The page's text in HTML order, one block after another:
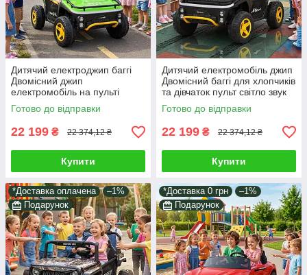
Дитячий електроджип баггі
Двомісний джип
електромобіль на пульті
зелений 2*65W світло звук у
наборі подарунок
Готово до відправки
22 199 ₴ 22 374,12 ₴
Купити
Дитячий електромобіль джип
Двомісний баггі для хлопчиків
та дівчаток пульт світло звук
чорний у комплекті
подарунок
Готово до відправки
22 199 ₴ 22 374,12 ₴
Купити
*Доставка оплачена
–1%
Подарунок
*Доставка 0 грн
–1%
Подарунок